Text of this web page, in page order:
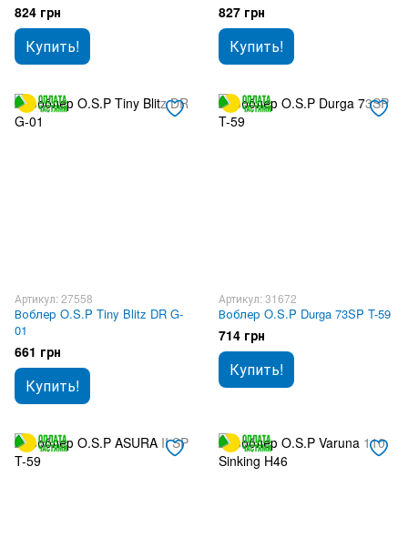
824 грн
Купить!
827 грн
Купить!
Артикул: 27558
Воблер O.S.P Tiny Blitz DR G-
01
661 грн
Купить!
Артикул: 31672
Воблер O.S.P Durga 73SP T-59
714 грн
Купить!